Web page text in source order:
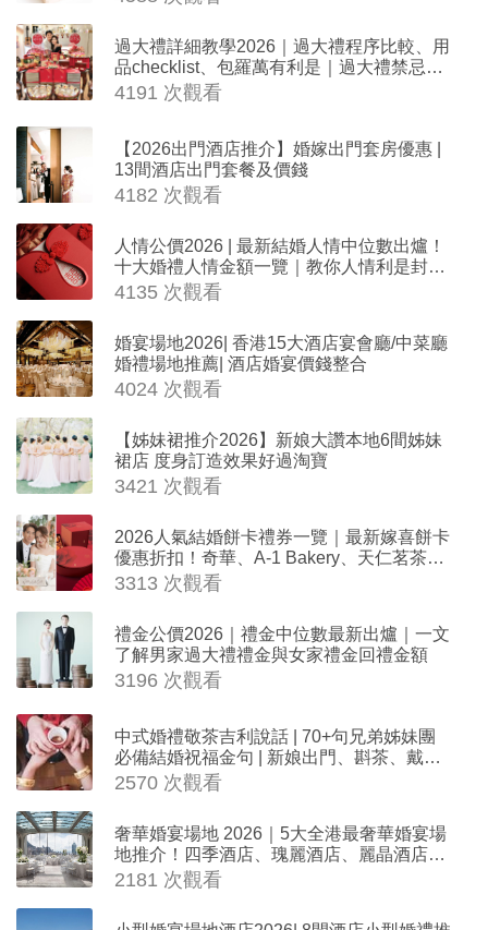
過大禮詳細教學2026｜過大禮程序比較、用
品checklist、包羅萬有利是｜過大禮禁忌及
吉祥說話
4191 次觀看
【2026出門酒店推介】婚嫁出門套房優惠 |
13間酒店出門套餐及價錢
4182 次觀看
人情公價2026 | 最新結婚人情中位數出爐！
十大婚禮人情金額一覽｜教你人情利是封寫
法
4135 次觀看
婚宴場地2026| 香港15大酒店宴會廳/中菜廳
婚禮場地推薦| 酒店婚宴價錢整合
4024 次觀看
【姊妹裙推介2026】新娘大讚本地6間姊妹
裙店 度身訂造效果好過淘寶
3421 次觀看
2026人氣結婚餅卡禮券一覽｜最新嫁喜餅卡
優惠折扣！奇華、A-1 Bakery、天仁茗茶、
ROYCE'、Paul Lafayet、agnès b.
3313 次觀看
禮金公價2026｜禮金中位數最新出爐｜一文
了解男家過大禮禮金與女家禮金回禮金額
3196 次觀看
中式婚禮敬茶吉利說話 | 70+句兄弟姊妹團
必備結婚祝福金句 | 新娘出門、斟茶、戴金
器時金句
2570 次觀看
奢華婚宴場地 2026｜5大全港最奢華婚宴場
地推介！四季酒店、瑰麗酒店、麗晶酒店、
Cloud 39、合和酒店 打造夢幻氣派婚禮
2181 次觀看